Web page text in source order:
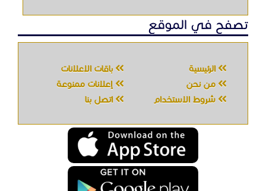
تصفح في الموقع
الرئيسية
باقات الإعلانات
من نحن
إعلانات ممنوعة
شروط الاستخدام
اتصل بنا